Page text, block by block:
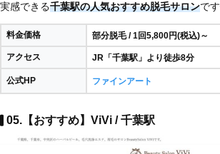
実感できる千葉駅の人気おすすめ脱毛サロンです
料金価格 部分脱毛 / 1回5,800円(税込)～
アクセス JR「千葉駅」より徒歩8分
公式HP ファインアート
05.【おすすめ】ViVi / 千葉駅